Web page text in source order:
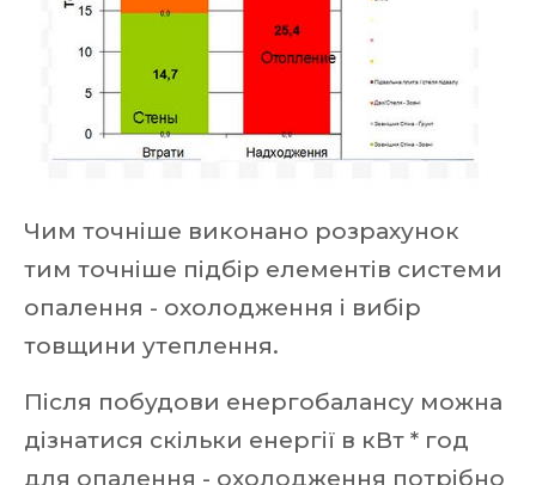
Чим точніше виконано розрахунок
тим точніше підбір елементів системи
опалення - охолодження і вибір
товщини утеплення.
Після побудови енергобалансу можна
дізнатися скільки енергії в кВт * год
для опалення - охолодження потрібно